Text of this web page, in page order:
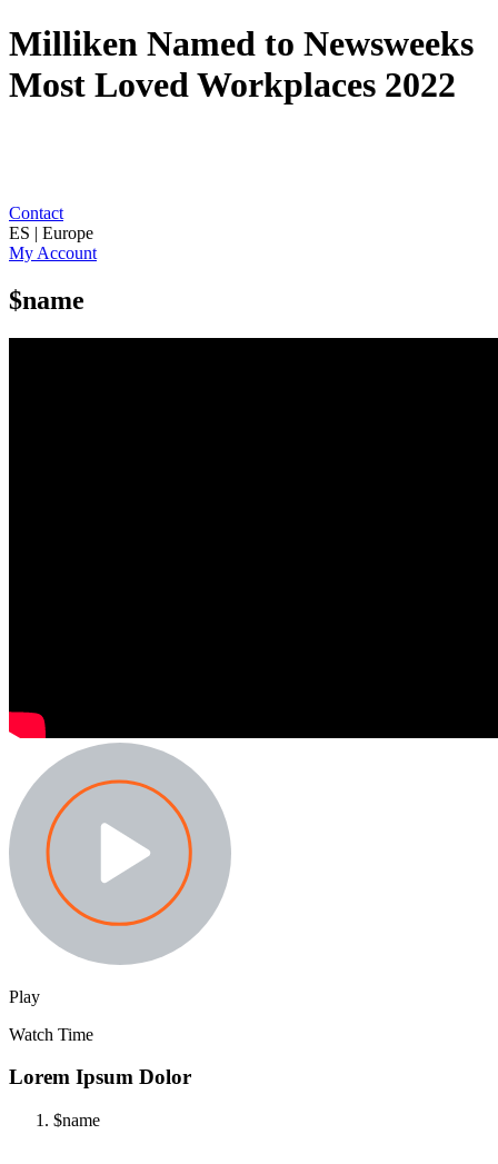
Milliken Named to Newsweeks
Most Loved Workplaces 2022
Contact
ES | Europe
My Account
$name
Play
Watch Time
Lorem Ipsum Dolor
$name